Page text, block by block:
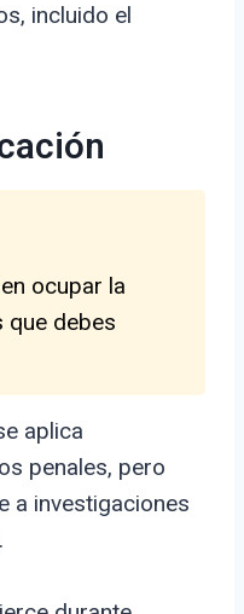
incluido el
ocupar la
que debes
aplica
penales, pero
a investigaciones